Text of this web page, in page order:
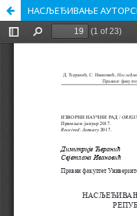
НАСЉЕЂИВАЊЕ